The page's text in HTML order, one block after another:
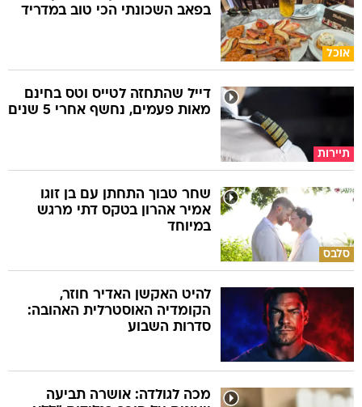
אוכל
בפאב השכונתי הכי טוב במדריד
תיירות
דייל שהתחזה לטייס וטס בחינם
מאות פעמים, נחשף אחרי 5 שנים
סלבס
שחר טבוך התחתן עם בן זוגו
אמיר אהרון בטקס דתי מרגש
במיוחד
להיט האקשן האדיר חוזר,
הקומדיה האוסטרלית האהובה:
סדרות השבוע
מכה לגולדה: אושרה תביעה